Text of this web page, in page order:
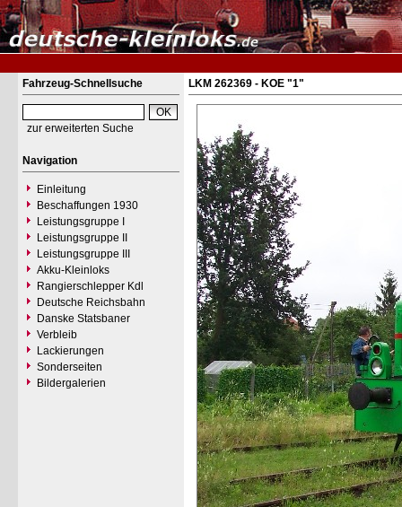
Fahrzeug-Schnellsuche
zur erweiterten Suche
Navigation
Einleitung
Beschaffungen 1930
Leistungsgruppe I
Leistungsgruppe II
Leistungsgruppe III
Akku-Kleinloks
Rangierschlepper Kdl
Deutsche Reichsbahn
Danske Statsbaner
Verbleib
Lackierungen
Sonderseiten
Bildergalerien
LKM 262369 - KOE "1"